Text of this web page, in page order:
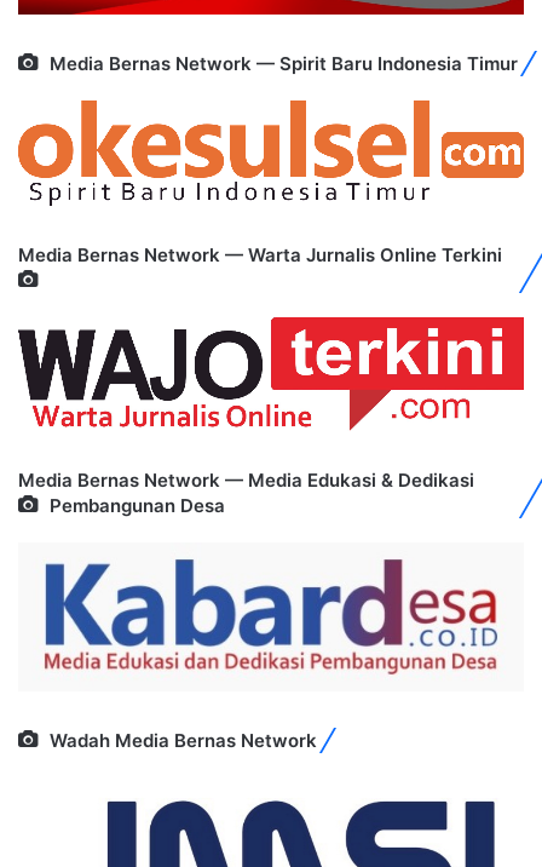
Media Bernas Network — Spirit Baru Indonesia Timur
Media Bernas Network — Warta Jurnalis Online Terkini
Media Bernas Network — Media Edukasi & Dedikasi
Pembangunan Desa
Wadah Media Bernas Network